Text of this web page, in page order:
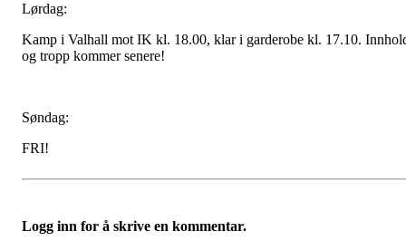
Lørdag:
Kamp i Valhall mot IK kl. 18.00, klar i garderobe kl. 17.10.
og tropp kommer senere!
Søndag:
FRI!
Logg inn for å skrive en kommentar.